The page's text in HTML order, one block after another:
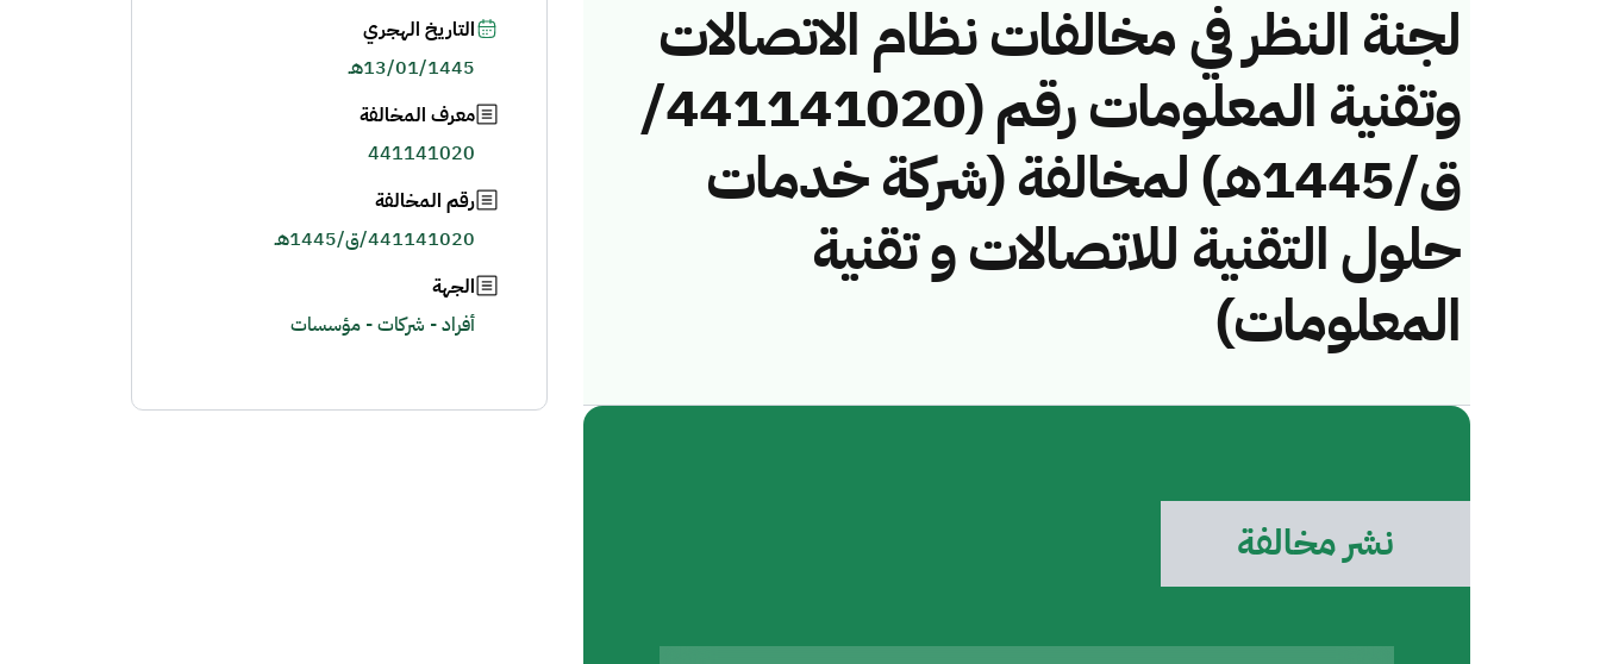
لجنة النظر في مخالفات نظام الاتصالات
وتقنية المعلومات رقم (441141020/
ق/1445هـ) لمخالفة (شركة خدمات
حلول التقنية للاتصالات و تقنية
المعلومات)
نشر مخالفة
التاريخ الهجري
13/01/1445هـ
معرف المخالفة
441141020
رقم المخالفة
441141020/ق/1445هـ
الجهة
أفراد - شركات - مؤسسات